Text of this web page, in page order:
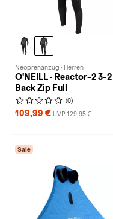
Neoprenanzug · Herren
O'NEILL · Reactor-2 3-2
Back Zip Full
(0) 1
109,99 € UVP 129,95 €
Sale